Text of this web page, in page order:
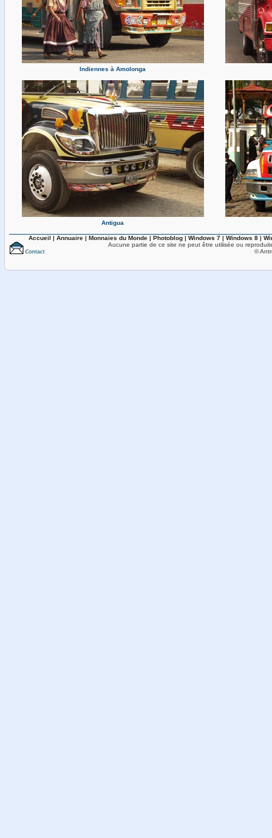
Indiennes à Amolonga
Antigua
Accueil |Annuaire |Monnaies du Monde |Photoblog |Windows 7 |Windows 8 |
Aucune partie de ce site ne peut être utilisée ou
©